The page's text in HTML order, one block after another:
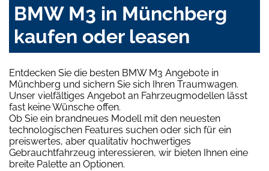
BMW M3 in Münchberg
kaufen oder leasen
Entdecken Sie die besten BMW M3 Angebote in
Münchberg und sichern Sie sich Ihren Traumwagen.
Unser vielfältiges Angebot an Fahrzeugmodellen lässt
fast keine Wünsche offen.
Ob Sie ein brandneues Modell mit den neuesten
technologischen Features suchen oder sich für ein
preiswertes, aber qualitativ hochwertiges
Gebrauchtfahrzeug interessieren, wir bieten Ihnen eine
breite Palette an Optionen.